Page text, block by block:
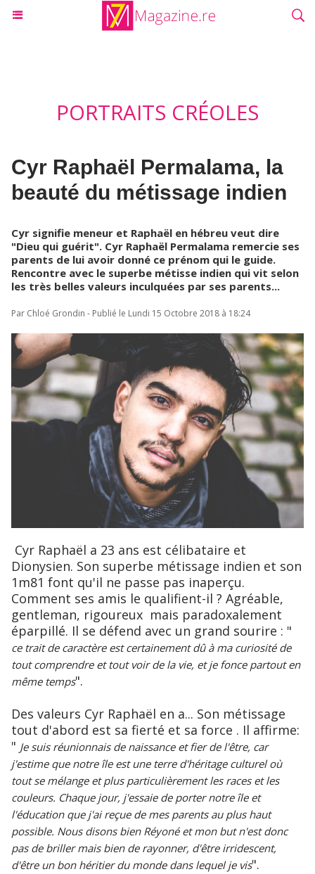
PORTRAITS CRÉOLES
Cyr Raphaël Permalama, la
beauté du métissage indien
Cyr signifie meneur et Raphaël en hébreu veut dire
"Dieu qui guérit". Cyr Raphaël Permalama remercie ses
parents de lui avoir donné ce prénom qui le guide.
Rencontre avec le superbe métisse indien qui vit selon
les très belles valeurs inculquées par ses parents...
Par Chloé Grondin - Publié le Lundi 15 Octobre 2018 à 18:24
Cyr Raphaël a 23 ans est célibataire et
Dionysien. Son superbe métissage indien et son
1m81 font qu'il ne passe pas inaperçu.
Comment ses amis le qualifient-il ? Agréable,
gentleman, rigoureux mais paradoxalement
éparpillé. Il se défend avec un grand sourire : "
ce trait de caractère est certainement dû à ma curiosité de
tout comprendre et tout voir de la vie, et je fonce partout en
même temps".
Des valeurs Cyr Raphaël en a... Son métissage
tout d'abord est sa fierté et sa force . Il affirme:
" Je suis réunionnais de naissance et fier de l'être, car
j'estime que notre île est une terre d'héritage culturel où
tout se mélange et plus particulièrement les races et les
couleurs. Chaque jour, j'essaie de porter notre île et
l'éducation que j'ai reçue de mes parents au plus haut
possible. Nous disons bien Réyoné et mon but n'est donc
pas de briller mais bien de rayonner, d'être irridescent,
d'être un bon héritier du monde dans lequel je vis".